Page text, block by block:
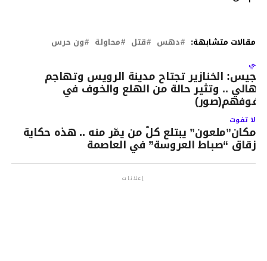
مقالات متشابهة: دهس قتل محاولة ون حرس
الخنازير تجتاح مدينة الرويس وتهاجم
.. وتثير حالة من الهلع والخوف في
لا تفوت
مكان”ملعون” يبتلع كلّ من يمّر منه .. هذه حكاية
زقاق “صباط العروسة” في العاصمة
إعلانات